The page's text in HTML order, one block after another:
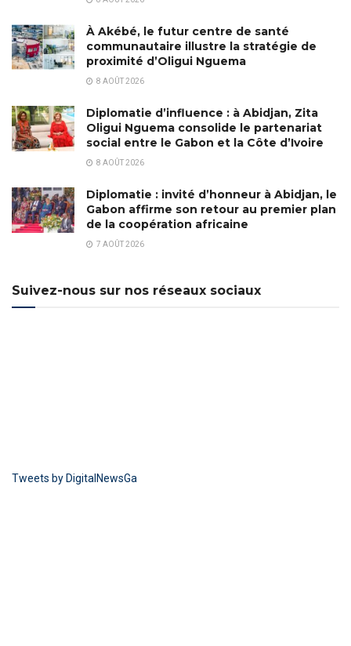
À Akébé, le futur centre de santé
communautaire illustre la stratégie de
proximité d’Oligui Nguema
8 AOÛT 2026
Diplomatie d’influence : à Abidjan, Zita
Oligui Nguema consolide le partenariat
social entre le Gabon et la Côte d’Ivoire
8 AOÛT 2026
Diplomatie : invité d’honneur à Abidjan, le
Gabon affirme son retour au premier plan
de la coopération africaine
7 AOÛT 2026
Suivez-nous sur nos réseaux sociaux
Tweets by DigitalNewsGa